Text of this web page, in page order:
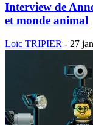
Interview de
et monde animal
Loïc TRIPIER - 27